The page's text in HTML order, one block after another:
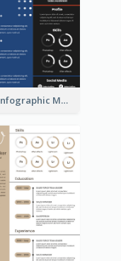
Dark Infographic Marketing Assistant Resume